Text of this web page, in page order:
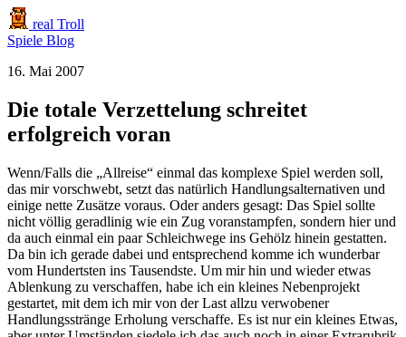
real Troll
Spiele Blog
16. Mai 2007
Die totale Verzettelung schreitet
erfolgreich voran
Wenn/Falls die „Allreise“ einmal das komplexe Spiel werden soll,
das mir vorschwebt, setzt das natürlich Handlungsalternativen und
einige nette Zusätze voraus. Oder anders gesagt: Das Spiel sollte
nicht völlig geradlinig wie ein Zug voranstampfen, sondern hier und
da auch einmal ein paar Schleichwege ins Gehölz hinein gestatten.
Da bin ich gerade dabei und entsprechend komme ich wunderbar
vom Hundertsten ins Tausendste. Um mir hin und wieder etwas
Ablenkung zu verschaffen, habe ich ein kleines Nebenprojekt
gestartet, mit dem ich mir von der Last allzu verwobener
Handlungsstränge Erholung verschaffe. Es ist nur ein kleines Etwas,